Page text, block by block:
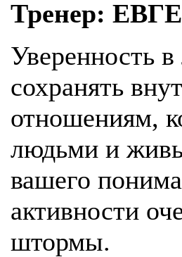
Тренер:
Уверенность
сохранять
отношениям,
людьми и
вашего
активности
штормы.